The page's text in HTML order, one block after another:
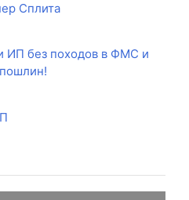
Сплита
ИП без походов в ФМС и